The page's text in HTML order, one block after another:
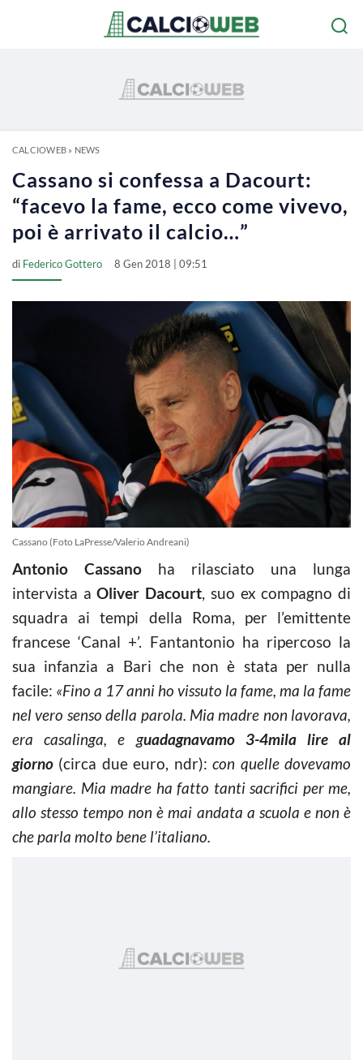
CALCIOWEB» NEWS
Cassano si confessa a Dacourt:
“facevo la fame, ecco come vivevo,
poi è arrivato il calcio…”
di Federico Gottero 8 Gen 2018 | 09:51
Cassano (Foto LaPresse/Valerio Andreani)
Antonio Cassano ha rilasciato una lunga
intervista aOliver Dacourt, suo ex compagno di
squadra ai tempi della Roma, per l’emittente
francese ‘Canal +’. Fantantonio ha ripercoso la
sua infanzia a Bari che non è stata per nulla
facile: «Fino a 17 anni ho vissuto la fame, ma la fame
nel vero senso della parola. Mia madre non lavorava,
era casalinga, e guadagnavamo 3-4mila lire al
giorno (circa due euro, ndr):con quelle dovevamo
mangiare. Mia madre ha fatto tanti sacrifici per me,
allo stesso tempo non è mai andata a scuola e non è
che parla molto bene l’italiano.